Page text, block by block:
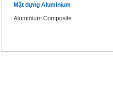
Mặt dựng Aluminium
Aluminium Composite